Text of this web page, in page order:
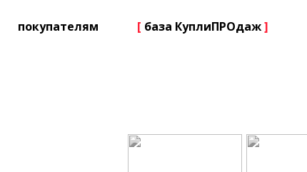
покупателям [ база КуплиПРОдаж]